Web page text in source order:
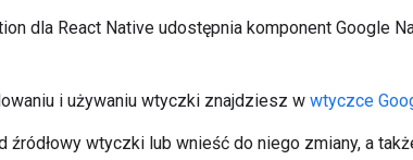
dla React Native udostępnia komponent Google
i używaniu wtyczki znajdziesz w wtyczce
źródłowy wtyczki lub wnieść do niego zmiany, a